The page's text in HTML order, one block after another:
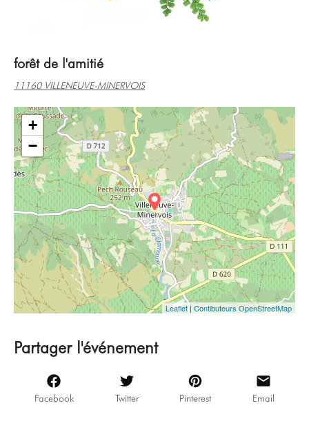
forêt de l'amitié
11160 VILLENEUVE-MINERVOIS
+
−
Leaflet | Contibuteurs OpenStreetMap
Partager l'événement
Facebook Twitter Pinterest Email